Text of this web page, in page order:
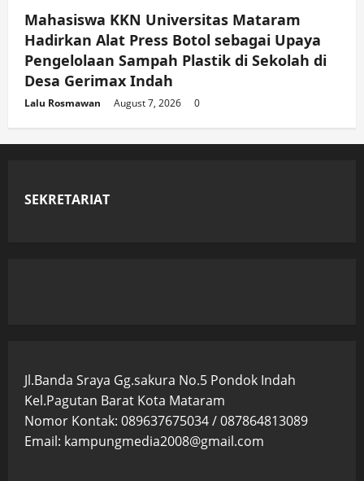
Mahasiswa KKN Universitas Mataram
Hadirkan Alat Press Botol sebagai Upaya
Pengelolaan Sampah Plastik di Sekolah di
Desa Gerimax Indah
Lalu Rosmawan August 7, 2026 0
SEKRETARIAT
Jl.Banda Sraya Gg.sakura No.5 Pondok Indah
Kel.Pagutan Barat Kota Mataram
Nomor Kontak: 089637675034 / 087864813089
Email: kampungmedia2008@gmail.com